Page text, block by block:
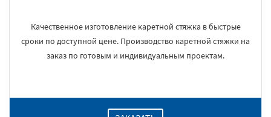
Качественное изготовление каретной стяжка в быстрые
сроки по доступной цене. Производство каретной стяжки на
заказ по готовым и индивидуальным проектам.